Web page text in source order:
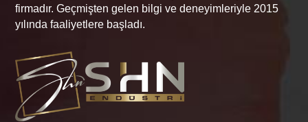
firmadır. Geçmişten gelen bilgi ve deneyimleriyle 2015
yılında faaliyetlere başladı.